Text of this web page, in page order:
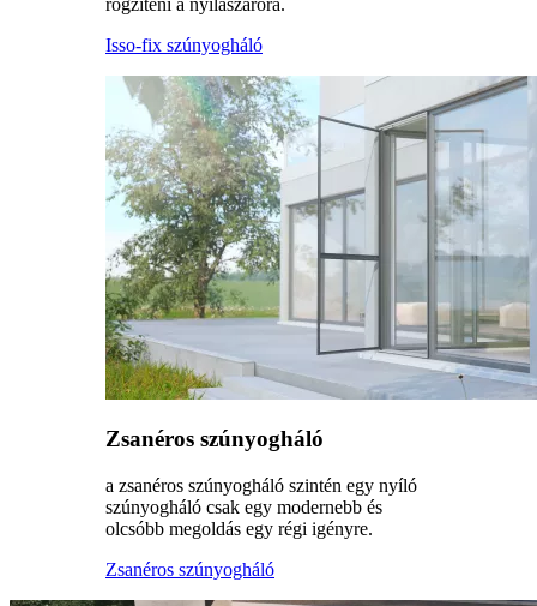
Isso-fix szúnyogháló
Zsanéros szúnyogháló
a zsanéros szúnyogháló szintén egy nyíló
szúnyogháló csak egy modernebb és
olcsóbb megoldás egy régi igényre.
Zsanéros szúnyogháló